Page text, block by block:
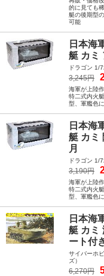
的に見ても
艇の後期型
可能
日本海
艇 カミ
ドラゴン 1/
3,245円
海軍が上陸
特二式内火
型、軍艦色
日本海
艇 カミ
月
ドラゴン 1/
3,190円
海軍が上陸
特二式内火
型、軍艦色
日本海
艇 カミ
ート付
サイバーホ
ズ）
6,270円